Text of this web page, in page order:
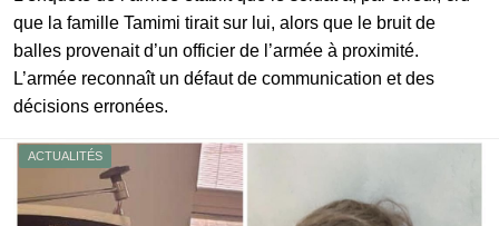
que la famille Tamimi tirait sur lui, alors que le bruit de
balles provenait d’un officier de l’armée à proximité.
L’armée reconnaît un défaut de communication et des
décisions erronées.
ACTUALITÉS